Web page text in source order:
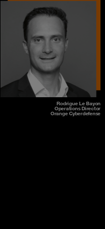
Rodrigue Le Bayon
Operations Director
Orange Cyberdefense